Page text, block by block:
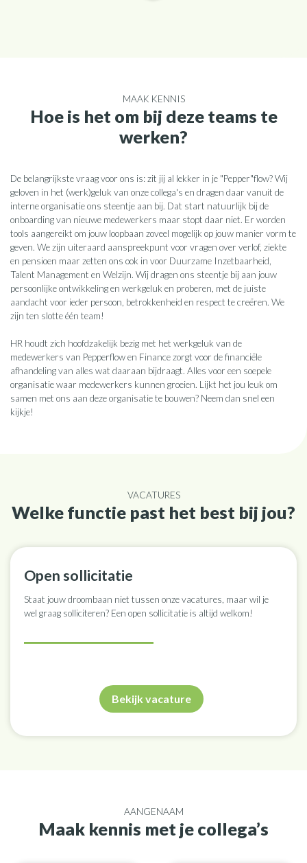
MAAK KENNIS
Hoe is het om bij deze teams te
werken?
De belangrijkste vraag voor ons is: zit jij al lekker in je "Pepper"flow? Wij
geloven in het (werk)geluk van onze collega's en dragen daar vanuit de
interne organisatie ons steentje aan bij. Dat start natuurlijk bij de
onboarding van nieuwe medewerkers maar stopt daar niet. Er worden
tools aangereikt om jouw loopbaan zoveel mogelijk op jouw manier vorm te
geven. We zijn uiteraard aanspreekpunt voor vragen over verlof, ziekte
en pensioen maar zetten ons ook in voor Duurzame Inzetbaarheid,
Talent Management en Welzijn. Wij dragen ons steentje bij aan jouw
persoonlijke ontwikkeling en werkgeluk en proberen, met de juiste
aandacht voor ieder persoon, betrokkenheid en respect te creëren. We
zijn ten slotte één team!
HR houdt zich hoofdzakelijk bezig met het werkgeluk van de
medewerkers van Pepperflow en Finance zorgt voor de financiële
afhandeling van alles wat daaraan bijdraagt. Alles voor een soepele
organisatie waar medewerkers kunnen groeien. Lijkt het jou leuk om
samen met ons aan deze organisatie te bouwen? Neem dan snel een
kijkje!
VACATURES
Welke functie past het best bij jou?
Open sollicitatie
Staat jouw droombaan niet tussen onze vacatures, maar wil je
wel graag solliciteren? Een open sollicitatie is altijd welkom!
Bekijk vacature
AANGENAAM
Maak kennis met je collega’s